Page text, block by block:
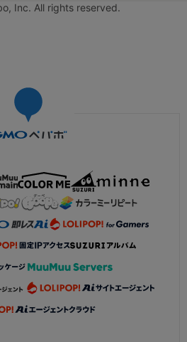
Inc. All rights reserved.